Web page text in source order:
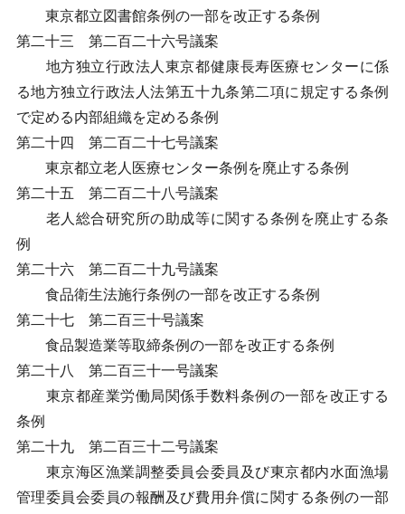
東京都立図書館条例の一部を改正する条例
第二十三 第二百二十六号議案
地方独立行政法人東京都健康長寿医療センターに係
る地方独立行政法人法第五十九条第二項に規定する条例
で定める内部組織を定める条例
第二十四 第二百二十七号議案
東京都立老人医療センター条例を廃止する条例
第二十五 第二百二十八号議案
老人総合研究所の助成等に関する条例を廃止する条
例
第二十六 第二百二十九号議案
食品衛生法施行条例の一部を改正する条例
第二十七 第二百三十号議案
食品製造業等取締条例の一部を改正する条例
第二十八 第二百三十一号議案
東京都産業労働局関係手数料条例の一部を改正する
条例
第二十九 第二百三十二号議案
東京海区漁業調整委員会委員及び東京都内水面漁場
管理委員会委員の報酬及び費用弁償に関する条例の一部